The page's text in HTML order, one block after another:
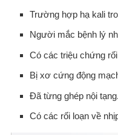
Trường hợp hạ kali
Người mắc bệnh lý
Có các triệu chứng
Bị xơ cứng động
Đã từng ghép nội tạng.
Có các rối loạn về